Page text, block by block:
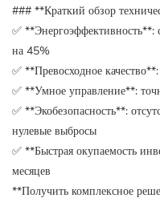
### **Краткий обзор
✅ **Энергоэффективность**:
на 45%
✅ **Превосходное
✅ **Умное управление**:
✅ **Экобезопасность**:
нулевые выбросы
✅ **Быстрая окупаемость
месяцев
**Получить комплексное